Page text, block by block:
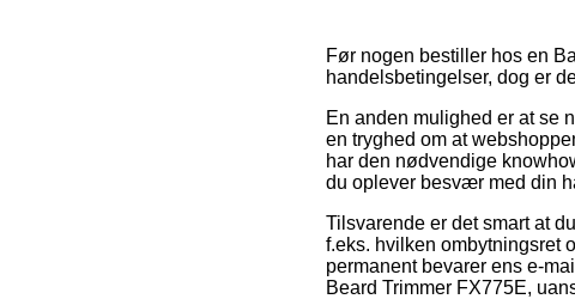
Før nogen bestiller hos en
handelsbetingelser, dog er
En anden mulighed er at se
en tryghed om at
har den nødvendige
du oplever besvær med din
Tilsvarende er det smart at
f.eks. hvilken ombytningsret
permanent bevarer ens e-
Beard Trimmer FX775E,